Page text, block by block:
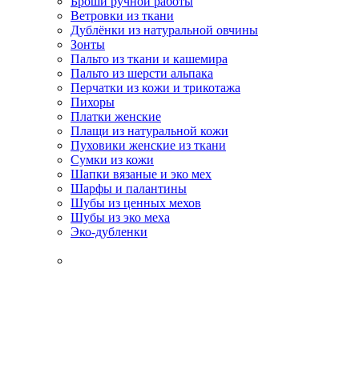
Ветровки из ткани
Дублёнки из натуральной овчины
Зонты
Пальто из ткани и кашемира
Пальто из шерсти альпака
Перчатки из кожи и трикотажа
Пихоры
Платки женские
Плащи из натуральной кожи
Пуховики женские из ткани
Сумки из кожи
Шапки вязаные и эко мех
Шарфы и палантины
Шубы из ценных мехов
Шубы из эко меха
Эко-дубленки